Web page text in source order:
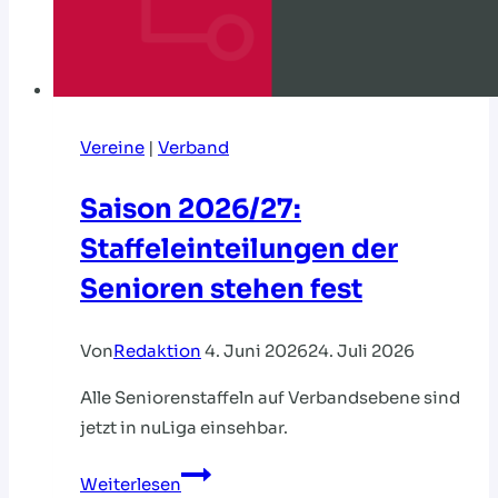
Vereine | Verband
Saison 2026/27:
Staffeleinteilungen der
Senioren stehen fest
VonRedaktion 4. Juni 202624. Juli 2026
Alle Seniorenstaffeln auf Verbandsebene sind
jetzt in nuLiga einsehbar.
Weiterlesen
Saison